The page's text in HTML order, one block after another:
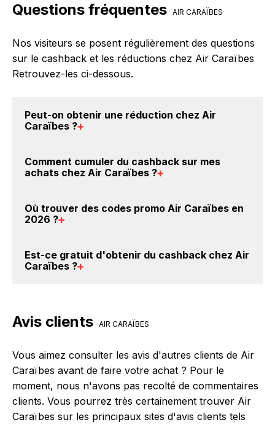
Questions fréquentes AIR CARAÏBES
Nos visiteurs se posent régulièrement des questions
sur le cashback et les réductions chez Air Caraïbes
Retrouvez-les ci-dessous.
Peut-on obtenir une réduction chez Air
Caraïbes ?
crédités sur votre cagnotte BackBackBack lorsque
éventuels bonus.
Comment cumuler du cashback sur mes
achats chez Air Caraïbes ?
Caraïbes : Créez votre compte sur BackBackBack et
dans votre cagnotte au plus tard 48h après votre
Où trouver des codes promo Air Caraïbes en
2026 ?
promo chez Air Caraïbes. Si descodes promo Air
Est-ce gratuit d'obtenir du cashback chez Air
Caraïbes ?
cashback sur vos achats chez Air Caraïbes. Oui,
Caraïbes.
Avis clients AIR CARAÏBES
Vous aimez consulter les avis d'autres clients de Air
Caraïbes avant de faire votre achat ? Pour le
moment, nous n'avons pas recolté de commentaires
clients. Vous pourrez très certainement trouver Air
Caraïbes sur les principaux sites d'avis clients tels